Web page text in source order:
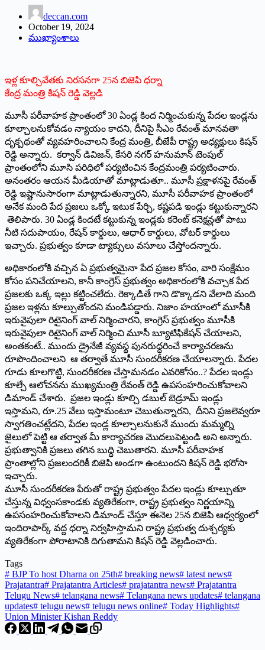
deccan.com
October 19, 2024
ముఖ్యాంశాలు
ఇళ్ల కూల్చివేత‌కు నిర‌స‌న‌గా 25న బిజెపి ధర్నా
కేంద్ర మంత్రి కిషన్ రెడ్డి వెల్ల‌డి
మూసీ ప‌రీవాహ‌క ప్రాంతంలో 30 ఏండ్ల కింద నిర్మించుకున్న పేదల ఇండ్లను
కూల్చాలనుకోవడం న్యాయం కాదని, దీనిపై సీఎం రేవంత్ మానవతా
దృక్పథంతో వ్యవహరించాల‌ని కేంద్ర మంత్రి, బీజేపీ రాష్ట్ర అధ్య‌క్షులు కిష‌న్
రెడ్డి అన్నారు. కర్వాన్ డివిజన్, కేసరి నగర్ హనుమాన్ టెంపుల్
ప్రాంతంలోని మూసి పరిధిలో పర్యటించిన కేంద్రమంత్రి ప‌ర్య‌టించారు.
అనంత‌రం ఆయ‌న మీడియాతో మాట్లాడుతూ.. మూసీ ప్ర‌క్షాళ‌న‌పై రేవంత్
రెడ్డి ఇష్టానుసారంగా మాట్లాడుతున్నార‌ని, మూసీ పరీవాహక ప్రాంతంలో
అనేక మంది పేద ప్రజలు ఒక్కో ఇటుక పేర్చి, కష్టపడి ఇండ్లు కట్టుకున్నార‌ని
తెలిపారు. 30 ఏండ్ల కిందటే క‌ట్టుకున్న‌ ఇండ్లకు కరెంట్ కనెక్షన్లతో పాటు
నీటి సదుపాయం, రేషన్ కార్డులు, ఆధార్ కార్డులు, వోటర్ కార్డులు
ఇచ్చారు. ప్రభుత్వం కూడా ట్యాక్సులు వసూలు చేస్తోంద‌న్నారు.
అధికారంలోకి వచ్చిన ఏ ప్రభుత్వమైనా పేద ప్రజల కోసం, వారి సంక్షేమం
కోసం పనిచేయాలని, కానీ కాంగ్రెస్ ప్రభుత్వం అధికారంలోకి వచ్చాక పేద
ప్రజలకు ఒక్క ఇల్లు కట్టించలేదు. రెక్కాడితే గాని డొక్కాడని వేలాది మంది
ప్రజల ఇళ్ల‌ను కూల్చుతోంద‌ని మండిప‌డ్డారు. నిజాం హయాంలో మూసీకి
ఇరువైపులా రిటైనింగ్ వాల్ నిర్మించారని, కాంగ్రెస్ ప్రభుత్వం మూసీకి
ఇరువైపులా రిటైనింగ్ వాల్ నిర్మించి మూసీ బ్యూటిఫికేషన్ చేయాల‌ని,
అంతకంటే.. ముందు డ్రైనేజీ వ్యవస్థ పునరుద్ధరించే కార్యాచరణను
రూపొందించాలని ఆ తర్వాతే మూసీ సుందరీకరణ చేయాల‌న్నారు. పేదల
గూడు కూలగొట్టి, సుందరీకరణ చేస్తామనడం ఎవరికోసం..? పేదల ఇండ్లు
కూల్చే ఆలోచనను ముఖ్యమంత్రి రేవంత్ రెడ్డి ఉపసంహరించుకోవాలని
డిమాండ్ చేశారు. ప్రజల ఇండ్లు కూల్చి డబుల్ బెడ్రూమ్ ఇండ్లు
ఇస్తామని, రూ.25 వేలు ఇస్తామంటూ చెబుతున్నార‌ని, దీనిని ప్రజలెవ్వరూ
స్వాగతించట్లేదని, పేదల ఇండ్ల కూల్చాలనుకునే ముందు మమ్మల్ని
జైలులో పెట్టి ఆ తర్వాత మీ కార్యాచరణ మొదలుపెట్టండి అని అన్నారు.
ప్రభుత్వానికి ప్రజలు తగిన బుద్ధి చెబుతారని. మూసీ పరీవాహక
ప్రాంతాల్లోని ప్రజలందరికీ బిజెపి అండగా ఉంటుంద‌ని కిష‌న్ రెడ్డి భ‌రోసా
ఇచ్చారు.
మూసీ సుందరీకరణ పేరుతో రాష్ట్ర ప్రభుత్వం పేదల ఇండ్లు కూల్చుతూ
చేస్తున్న విధ్వంసకాండకు వ్యతిరేకంగా, రాష్ట్ర ప్రభుత్వం నిర్ణయాన్ని
ఉపసంహరించుకోవాలని డిమాండ్ చేస్తూ ఈనెల 25న బిజెపి ఆధ్వర్యంలో
ఇందిరాపార్క్ వద్ద ధర్నా నిర్వహిస్తామ‌ని రాష్ట్ర ప్రభుత్వ దుశ్చర్యకు
వ్యతిరేకంగా పోరాటానికి దిగుతామ‌ని కిష‌న్ రెడ్డి వెల్ల‌డించారు.
Tags
# BJP To host Dharna on 25th# breaking news# latest news#
Prajatantra# Prajatantra Articles# prajatantra news# Prajatantra
Telugu News# telangana news# Telangana news updates# telangana
updates# telugu news# telugu news online# Today Highlights#
Union Minister Kishan Reddy